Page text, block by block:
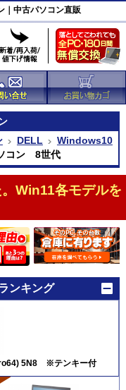
中古パソコン直販
DELL
Windows10
コン 8世代
Win11各モデルを
ンキング
5N8 ※テンキー付